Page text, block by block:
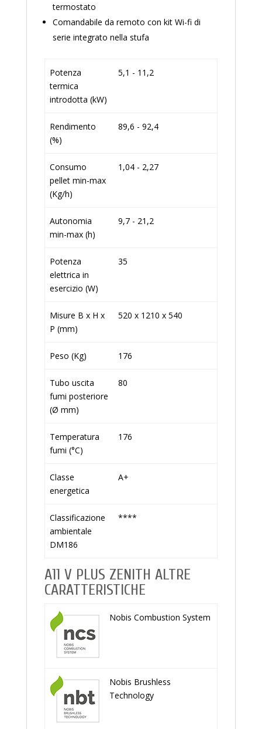
termostato
Comandabile da remoto con kit Wi-fi di
serie integrato nella stufa
Potenza
termica
introdotta (kW)
5,1 - 11,2
Rendimento
(%)
89,6 - 92,4
Consumo
pellet min-max
(Kg/h)
1,04 - 2,27
Autonomia
min-max (h)
9,7 - 21,2
Potenza
elettrica in
esercizio (W)
35
Misure B x H x
P (mm)
520 x 1210 x 540
Peso (Kg) 176
Tubo uscita
fumi posteriore
(Ø mm)
80
Temperatura
fumi (°C)
176
Classe
energetica
A+
Classificazione
ambientale
DM186
****
A11 V PLUS ZENITH ALTRE
CARATTERISTICHE
Nobis Combustion System
Nobis Brushless
Technology